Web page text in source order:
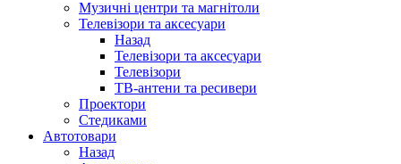
Музичні центри та магнітоли
Телевізори та аксесуари
Назад
Телевізори та аксесуари
Телевізори
ТВ-антени та ресивери
Проектори
Стедиками
Автотовари
Назад